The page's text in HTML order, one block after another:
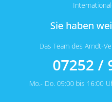
Sie haben
Das Team des Arndt-
07252 /
Mo.- Do. 09:00 bis 16:00